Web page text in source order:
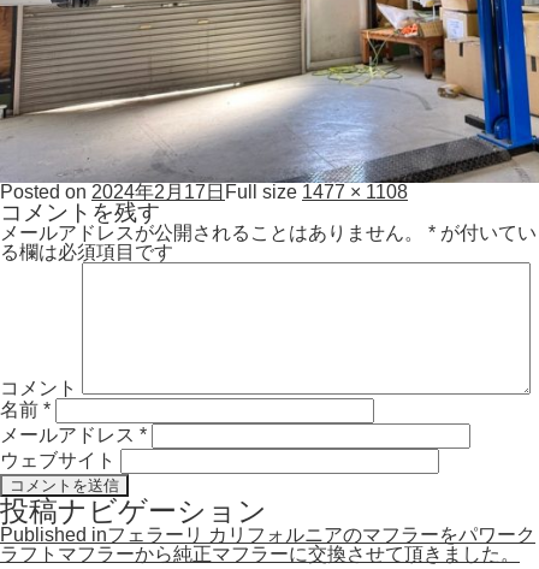
Posted on 2024年2月17日 Full size 1477 × 1108
コメントを残す
メールアドレスが公開されることはありません。 * が付いてい
る欄は必須項目です
コメント
名前 *
メールアドレス *
ウェブサイト
投稿ナビゲーション
Published inフェラーリ カリフォルニアのマフラーをパワーク
ラフトマフラーから純正マフラーに交換させて頂きました。